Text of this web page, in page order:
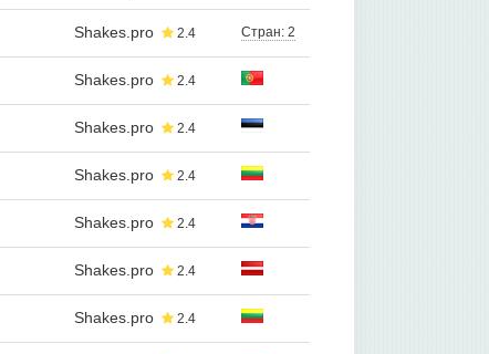
Shakes.pro 2.4 Стран: 2
Shakes.pro 2.4
Shakes.pro 2.4
Shakes.pro 2.4
Shakes.pro 2.4
Shakes.pro 2.4
Shakes.pro 2.4